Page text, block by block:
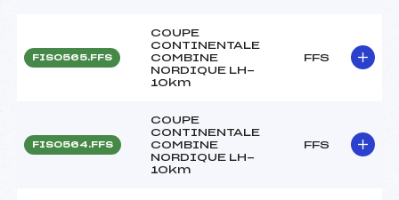
FIS0565.FFS
COUPE
CONTINENTALE
COMBINE
NORDIQUE LH-
10km
FFS
FIS0564.FFS
COUPE
CONTINENTALE
COMBINE
NORDIQUE LH-
10km
FFS